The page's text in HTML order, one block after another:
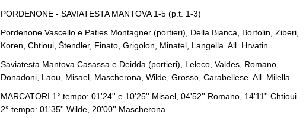
PORDENONE - SAVIATESTA MANTOVA 1-5 (p.t. 1-3)
Pordenone Vascello e Paties Montagner (portieri), Della Bianca, Bortolin, Ziberi,
Koren, Chtioui, Štendler, Finato, Grigolon, Minatel, Langella. All. Hrvatin.
Saviatesta Mantova Casassa e Deidda (portieri), Leleco, Valdes, Romano,
Donadoni, Laou, Misael, Mascherona, Wilde, Grosso, Carabellese. All. Milella.
MARCATORI 1° tempo: 01'24'' e 10'25'' Misael, 04'52'' Romano, 14'11'' Chtioui
2° tempo: 01'35'' Wilde, 20'00'' Mascherona